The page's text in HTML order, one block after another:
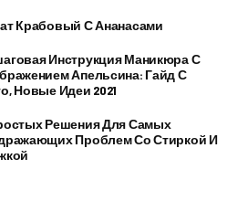
Крабовый С Ананасами
Инструкция Маникюра С
Апельсина: Гайд С
Новые Идеи 2021
Решения Для Самых
Проблем Со Стиркой И